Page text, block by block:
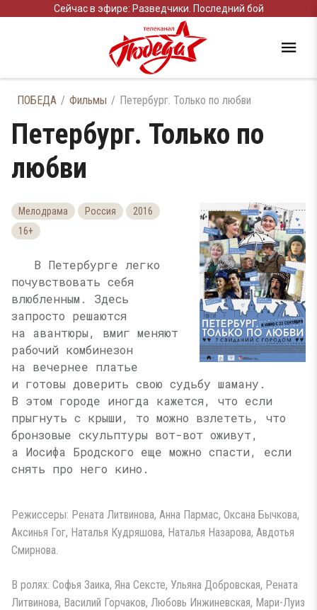
Сейчас в эфире: Разведчики. Последний бой
ПОБЕДА Фильмы Петербург. Только по любви
Петербург. Только по
любви
Мелодрама Россия
2016
16+
В Петербурге легко
почувствовать себя
влюбленным. Здесь
запросто решаются
на авантюры, вмиг меняют
рабочий комбинезон
на вечернее платье
и готовы доверить свою судьбу шаману.
В этом городе иногда кажется, что если
прыгнуть с крыши, то можно взлететь, что
бронзовые скульптуры вот-вот оживут,
а Иосифа Бродского еще можно спасти, если
снять про него кино.
Режиссеры: Рената Литвинова, Анна Пармас, Оксана Бычкова,
Аксинья Гог, Наталья Кудряшова, Наталья Назарова, Авдотья
Смирнова.
В ролях: Софья Заика, Яна Сексте, Ульяна Добровская, Рената
Литвинова, Василий Горчаков, Любовь Инжиневская, Мари-Луиз